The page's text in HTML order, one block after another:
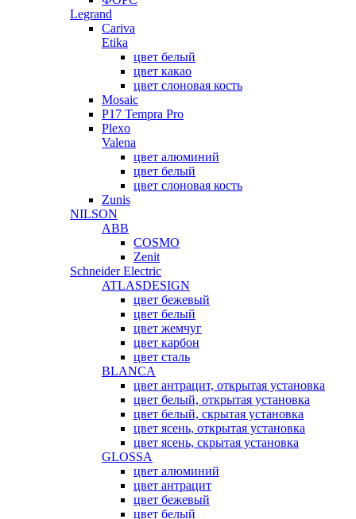
Legrand
Cariva
Etika
цвет белый
цвет какао
цвет слоновая кость
Mosaic
P17 Tempra Pro
Plexo
Valena
цвет алюминий
цвет белый
цвет слоновая кость
Zunis
NILSON
ABB
COSMO
Zenit
Schneider Electric
ATLASDESIGN
цвет бежевый
цвет белый
цвет жемчуг
цвет карбон
цвет сталь
BLANCA
цвет антрацит, открытая установка
цвет белый, открытая установка
цвет белый, скрытая установка
цвет ясень, открытая установка
цвет ясень, скрытая установка
GLOSSA
цвет алюминий
цвет антрацит
цвет бежевый
цвет белый